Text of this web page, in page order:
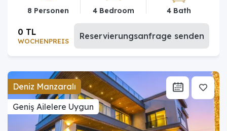
8 Personen 4 Bedroom 4 Bath
WOCHENPREIS
0 TL Reservierungsanfrage senden
Deniz Manzaralı
Geniş Ailelere Uygun